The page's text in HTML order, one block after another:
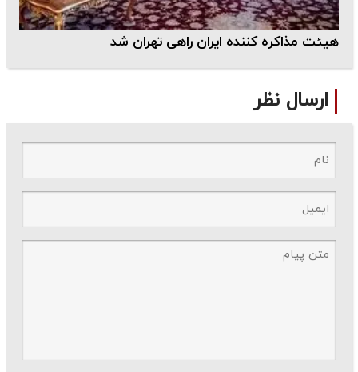
هیئت مذاکره کننده ایران راهی تهران شد
ارسال نظر